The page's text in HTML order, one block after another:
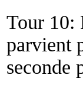
Tour 10:
parvient
seconde